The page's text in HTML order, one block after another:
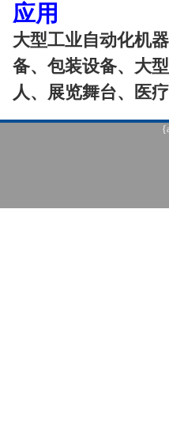
应用
大型工业自动化机
备、包装设备、大
人、展览舞台、医